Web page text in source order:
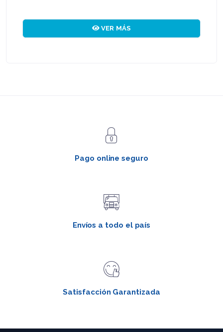
VER MÁS
Pago online seguro
Envíos a todo el país
Satisfacción Garantizada